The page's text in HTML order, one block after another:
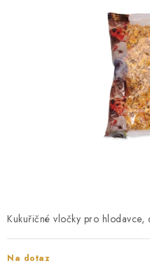
HODNOCENÍ OBCHODU
Kukuřičné vločky pro hlodavce,
Na dotaz